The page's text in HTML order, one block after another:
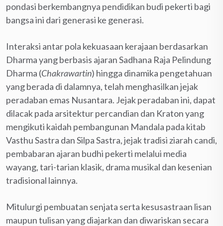
pondasi berkembangnya pendidikan budi pekerti bagi
bangsa ini dari generasi ke generasi.
Interaksi antar pola kekuasaan kerajaan berdasarkan
Dharma yang berbasis ajaran Sadhana Raja Pelindung
Dharma (Chakrawartin) hingga dinamika pengetahuan
yang berada di dalamnya, telah menghasilkan jejak
peradaban emas Nusantara. Jejak peradaban ini, dapat
dilacak pada arsitektur percandian dan Kraton yang
mengikuti kaidah pembangunan Mandala pada kitab
Vasthu Sastra dan Silpa Sastra, jejak tradisi ziarah candi,
pembabaran ajaran budhi pekerti melalui media
wayang, tari-tarian klasik, drama musikal dan kesenian
tradisional lainnya.
Mitulurgi pembuatan senjata serta kesusastraan lisan
maupun tulisan yang diajarkan dan diwariskan secara